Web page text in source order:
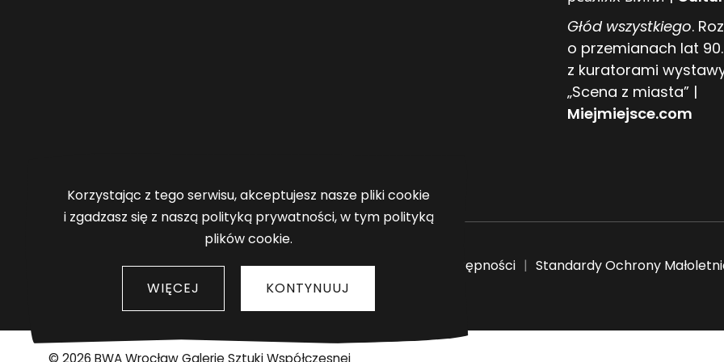
Głód wszystkiego.
o przemianach lat 90.
z kuratorami
„Scena z miasta” |
Miejmiejsce.com
Strona główna Polityka prywatności Deklaracja dostępności
Standardy Ochrony
Kontakt prasowy
Państwowe fundusze celowe
UKRAIŃSKI
© 2026 BWA Wrocław Galerie Sztuki Współczesnej
Strony w WordPress z motywem blokowym
Informacja o plikach cookie
Korzystając z tego serwisu, akceptujesz nasze pliki cookie
i zgadzasz się z naszą polityką prywatności, w tym polityką
plików cookie.
WIĘCEJ KONTYNUUJ